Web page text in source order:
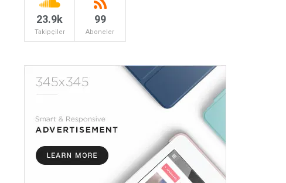
23.9k
Takipçiler
99
Aboneler